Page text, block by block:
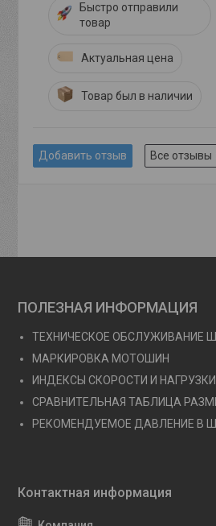
Быстро отправили
товар
Актуальная цена
Товар был в наличии
Добавить отзыв Все отзывы
ПОЛЕЗНАЯ ИНФОРМАЦИЯ
ТЕХНИЧЕСКОЕ ОБСЛУЖИВАНИЕ
МАРКИРОВКА МОТОШИН
ИНДЕКСЫ СКОРОСТИ И НАГРУЗКИ
СРАВНИТЕЛЬНАЯ ТАБЛИЦА
РЕКОМЕНДУЕМОЕ ДАВЛЕНИЕ В